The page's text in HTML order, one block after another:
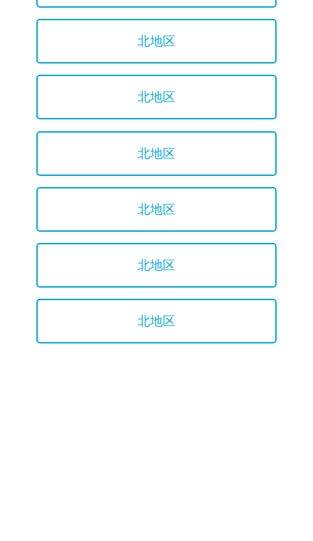
北地区
北地区
北地区
北地区
北地区
北地区